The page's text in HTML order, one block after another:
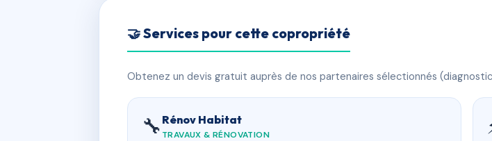
🤝 Services pour cette copropriété
Obtenez un devis gratuit auprès de nos partenaires sélectionnés
🔧 Rénov Habitat
TRAVAUX & RÉNOVATION